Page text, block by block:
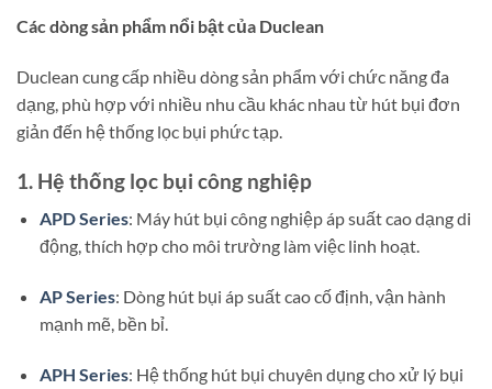
Các dòng sản phẩm nổi bật của Duclean
Duclean cung cấp nhiều dòng sản phẩm với chức năng đa
dạng, phù hợp với nhiều nhu cầu khác nhau từ hút bụi đơn
giản đến hệ thống lọc bụi phức tạp.
1. Hệ thống lọc bụi công nghiệp
APD Series: Máy hút bụi công nghiệp áp suất cao dạng di
động, thích hợp cho môi trường làm việc linh hoạt.
AP Series: Dòng hút bụi áp suất cao cố định, vận hành
mạnh mẽ, bền bỉ.
APH Series: Hệ thống hút bụi chuyên dụng cho xử lý bụi